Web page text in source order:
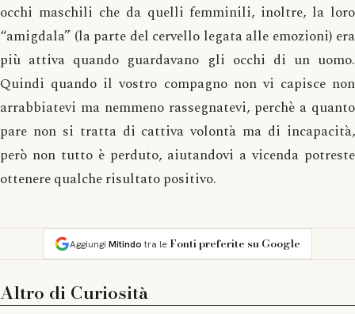
occhi maschili che da quelli femminili, inoltre, la loro
“amigdala” (la parte del cervello legata alle emozioni) era
più attiva quando guardavano gli occhi di un uomo.
Quindi quando il vostro compagno non vi capisce non
arrabbiatevi ma nemmeno rassegnatevi, perchè a quanto
pare non si tratta di cattiva volontà ma di incapacità,
però non tutto è perduto, aiutandovi a vicenda potreste
ottenere qualche risultato positivo.
Aggiungi Mitindotra le Fonti preferite su Google
Altro di Curiosità